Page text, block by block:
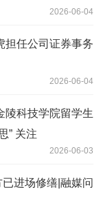
2026-06-04
担任公司证券事务
2026-06-04
陵科技学院留学生
” 关注
2026-06-03
进场修缮|融媒问